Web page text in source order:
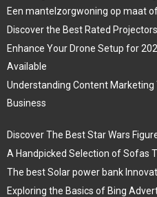
Een mantelzorgwoning op maat
Discover the Best Rated
Enhance Your Drone Setup for
Available
Understanding Content
Business
Discover The Best Star Wars
A Handpicked Selection of Sofas
The best Solar power bank
Exploring the Basics of Bing